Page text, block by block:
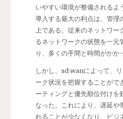
いやすい環境が整備される
導入する最大の利点は、管理
上である。従来のネットワ
るネットワークの状態を一元
り、多くの手間と時間がかか
しかし、sd wanによって、
ーク状況を把握することがで
ーティングと優先順位付けを
なった。これにより、遅延や
れることが少なくなり、ビジ